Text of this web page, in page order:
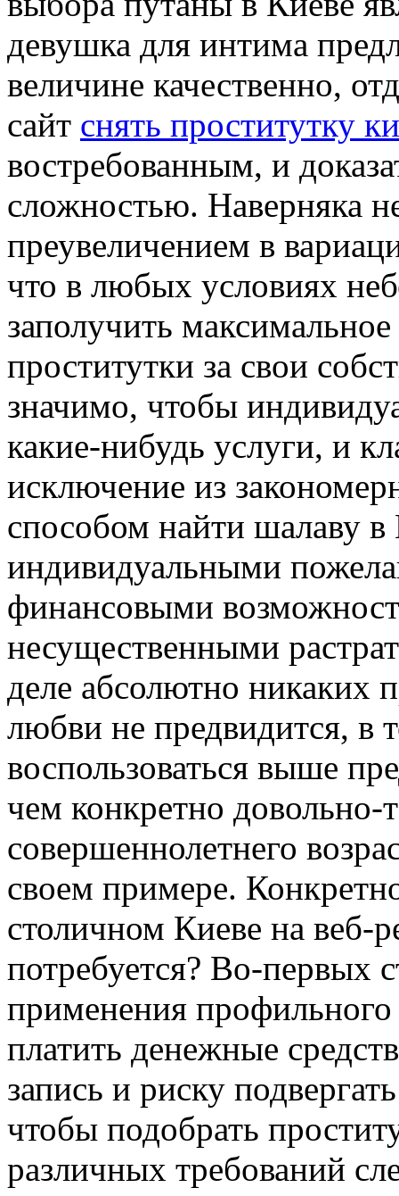
девушка для интима
величине качественно,
сайт снять проститутку
востребованным, и
сложностью. Наверняка
преувеличением в
что в любых условиях
заполучить
проститутки за свои
значимо, чтобы
какие-нибудь услуги, и
исключение из
способом найти шалаву в
индивидуальными
финансовыми
несущественными
деле абсолютно
любви не предвидится, в
воспользоваться выше
чем конкретно
совершеннолетнего
своем примере.
столичном Киеве на веб-
потребуется? Во-первых
применения профильного
платить денежные
запись и риску
чтобы подобрать
различных требований